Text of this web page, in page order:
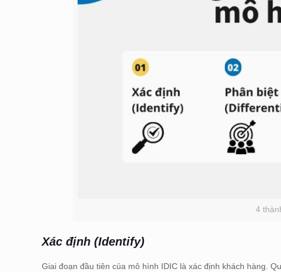
4
Xác định (Identify)
Giai đoạn đầu tiên của mô hình IDIC là xác định khách hàng.